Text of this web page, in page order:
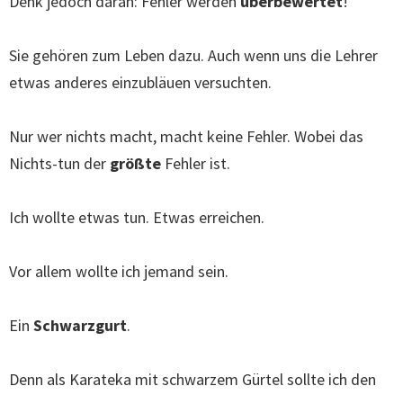
Sie gehören zum Leben dazu. Auch wenn uns die Lehrer
etwas anderes einzubläuen versuchten.
Nur wer nichts macht, macht keine Fehler. Wobei das
Nichts-tun der größte Fehler ist.
Ich wollte etwas tun. Etwas erreichen.
Vor allem wollte ich jemand sein.
Ein Schwarzgurt.
Denn als Karateka mit schwarzem Gürtel sollte ich den